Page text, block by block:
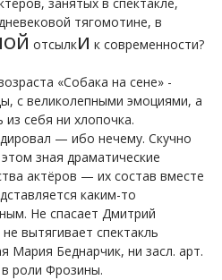
тягомотине, в
отсылки к современности?
«Собака на сене» -
с великолепными эмоциями, а
себя ни хлопочка.
— ибо нечему. Скучно
зная драматические
актёров — их состав вместе
каким-то
Не спасает Дмитрий
вытягивает спектакль
Мария Беднарчик, ни засл. арт.
роли Фрозины.